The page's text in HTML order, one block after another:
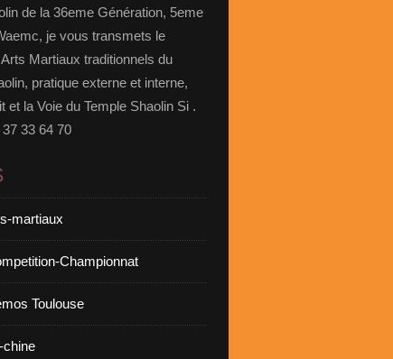
de la 36eme Génération, 5eme
je vous transmets le
Martiaux traditionnels du
pratique externe et interne,
et la Voie du Temple Shaolin Si .
33 64 70
martiaux
Championnat
Toulouse
chine